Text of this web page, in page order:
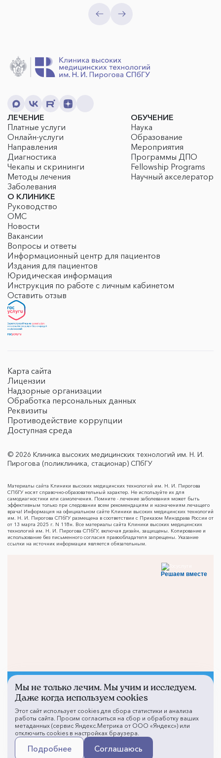
ЛЕЧЕНИЕ
Платные услуги
Онлайн-услуги
Направления
Диагностика
Чекапы и скрининги
Методы лечения
Заболевания
ОБУЧЕНИЕ
Наука
Образование
Мероприятия
Программы ДПО
Fellowship Programs
Научный акселератор
О КЛИНИКЕ
Руководство
ОМС
Новости
Вакансии
Вопросы и ответы
Информационный центр для пациентов
Издания для пациентов
Юридическая информация
Инструкция по работе с личным кабинетом
Оставить отзыв
Карта сайта
Лицензии
Надзорные организации
Обработка персональных данных
Реквизиты
Противодействие коррупции
Доступная среда
© 2026 Клиника высоких медицинских технологий им. Н. И.
Пирогова (поликлиника, стационар) СПбГУ
Материалы сайта Клиники высоких медицинских технологий им. Н. И. Пирогова
СПбГУ носят справочно-образовательный характер. Не используйте их для
самодиагностики или самолечения. Помните - лечение заболевания может быть
эффективным только при следовании всем рекомендациям и назначениям лечащего
врача! Информация на официальном сайте Клиники высоких медицинских технологий
им. Н. И. Пирогова СПбГУ размещена в соответствии с Приказом Минздрава России от
от 13 марта 2025 г. N 118н. Все материалы сайта Клиники высоких медицинских
технологий им. Н. И. Пирогова СПбГУ, включая дизайн, защищены. Копирование и
использование без письменного согласия правообладателя запрещены. Указание
ссылки на источник информации является обязательным.
Решаем вместе
Не смогли записаться к
врачу?
Написать о проблеме
Мы не только лечим. Мы учим и исследуем.
Даже когда используем cookies
Этот сайт использует cookies для сбора статистики и анализа
работы сайта. Просим согласиться на сбор и обработку ваших
метаданных (сервис Яндекс.Метрика от ООО «Яндекс») или
отключить cookies в настройках браузера.
Подробнее Соглашаюсь